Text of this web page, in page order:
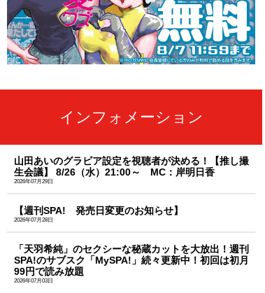
インフォメーション
山田あいのグラビア設定を視聴者が決める！【推し撮
生会議】 8/26（水）21:00～ MC：岸明日香
2026年07月29日
【週刊SPA! 発売日変更のお知らせ】
2026年07月28日
「天羽希純」のセクシーな秘蔵カットを大放出！週刊
SPA!のサブスク「MySPA!」続々更新中！初回は初月
99円で読み放題
2026年07月03日